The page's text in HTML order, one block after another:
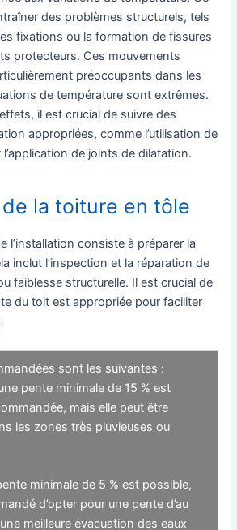
des problèmes structurels, tels
fixations ou la formation de fissures
protecteurs. Ces mouvements
préoccupants dans les
de température sont extrêmes.
il est crucial de suivre des
appropriées, comme l’utilisation de
de joints de dilatation.
la toiture en tôle
l’installation consiste à préparer la
inclut l’inspection et la réparation de
faiblesse structurelle. Il est crucial de
du toit est appropriée pour faciliter
sont les suivantes :
pente minimale de 15 % est
mais elle peut être
les zones très pluvieuses ou
minimale de 5 % est possible,
d’opter pour une pente d’au
meilleure évacuation des eaux